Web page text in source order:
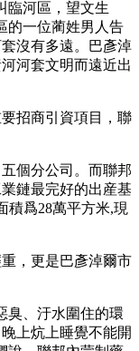
臨河區，望文生
的一位蔺姓男人告
沒有多遠。巴彥淖
河套文明而遠近出
招商引資項目，聯
個分公司。而聯邦
鏈最完好的出産基
積爲28萬平方米,現
，更是巴彥淖爾市
臭、汙水圍住的環
上炕上睡覺不能開